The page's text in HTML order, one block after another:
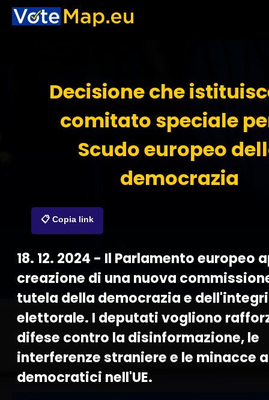
Decisione che
comitato speciale
Scudo europeo
democrazia
📋 Copia link
18. 12. 2024 - Il Parlamento europeo
creazione di una nuova
tutela della democrazia e
elettorale. I deputati vogliono
difese contro la disinformazione, le
interferenze straniere e le minacce
democratici nell'UE.